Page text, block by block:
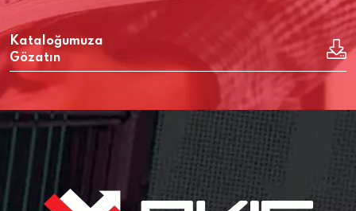
Kataloğumuza
Gözatın